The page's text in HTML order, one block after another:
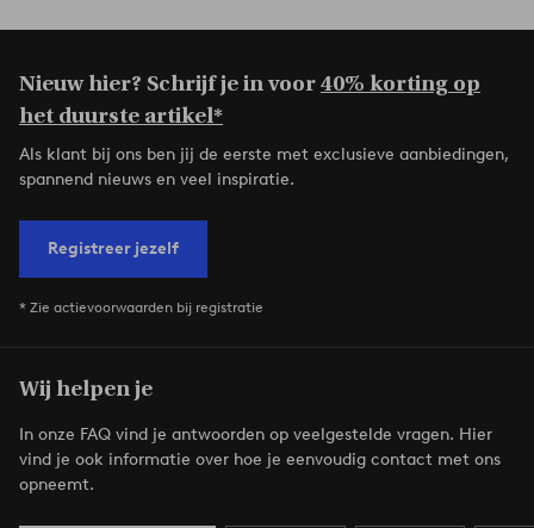
Nieuw hier? Schrijf je in voor40% korting op
het duurste artikel*
Als klant bij ons ben jij de eerste met exclusieve aanbiedingen,
spannend nieuws en veel inspiratie.
Registreer jezelf
* Zie actievoorwaarden bij registratie
Wij helpen je
In onze FAQ vind je antwoorden op veelgestelde vragen. Hier
vind je ook informatie over hoe je eenvoudig contact met ons
opneemt.